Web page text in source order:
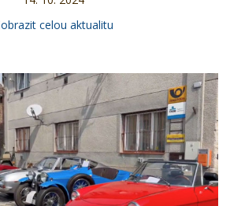
celou aktualitu